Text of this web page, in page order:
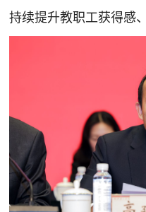
持续提升教职工获得感